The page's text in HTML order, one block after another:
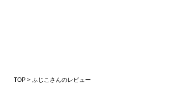
TOP ふじこさんのレビュー